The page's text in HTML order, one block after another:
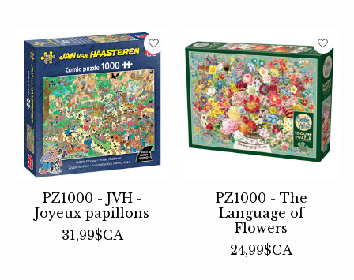
PZ1000 - JVH -
Joyeux papillons
31,99$CA
PZ1000 - The
Language of
Flowers
24,99$CA